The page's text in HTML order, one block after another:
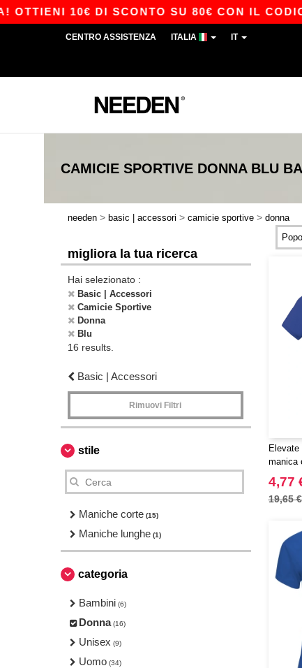
10€ DI SCONTO SU 80€ CON IL CODICE
CENTRO ASSISTENZA ITALIA IT
CAMICIE SPORTIVE DONNA BLU
needen > basic | accessori > camicie sportive > donna
migliora la tua ricerca
Hai selezionato :
Basic | Accessori
Camicie Sportive
Donna
Blu
16 results.
Basic | Accessori
Rimuovi Filtri
stile
Maniche corte (15)
Maniche lunghe (1)
categoria
Bambini (6)
Donna (16)
Unisex (9)
Uomo (34)
manica
4,77
19,65 €